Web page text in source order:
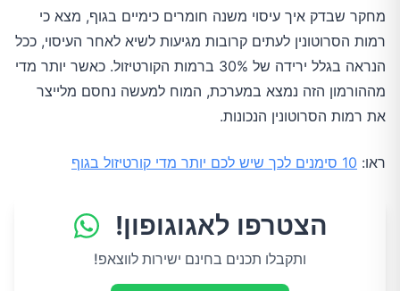
מחקר שבדק איך עיסוי משנה חומרים כימיים בגוף, מצא כי
רמות הסרוטונין לעתים קרובות מגיעות לשיא לאחר העיסוי, ככל
הנראה בגלל ירידה של 30% ברמות הקורטיזול. כאשר יותר מדי
מההורמון הזה נמצא במערכת, המוח למעשה נחסם מלייצר
את רמות הסרוטונין הנכונות.
ראו: 10 סימנים לכך שיש לכם יותר מדי קורטיזול בגוף
הצטרפו לאגוגופון!
ותקבלו תכנים בחינם ישירות לווצאפ!